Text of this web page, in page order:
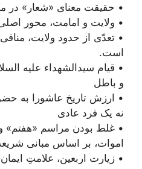
• حقیقت معنای «شعار» در
• ولایت و امامت، محور
• تعدّی از حدود ولایت،
است.
• قیام سیدالشهداء علیه
و باطل
• ارزش تاریخ عاشورا به
نه یک فرد عادی
• غلط بودن مراسم «هفتم»
اموات، بر اساس مبانی
• زیارت اربعین، علامتِ